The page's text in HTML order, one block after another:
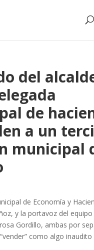
del
de
a un
municipal
de Economía y
y la portavoz del equipo
Gordillo, ambas por
como algo inaudito